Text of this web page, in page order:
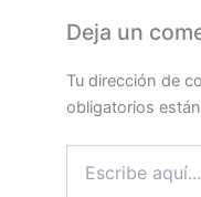
Deja un
Tu dirección de
obligatorios
aquí...